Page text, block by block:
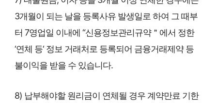
3개월이 되는 날을 등록사유 발생일로 하여 그 때부
터 7영업일 이내에 “신용정보관리규약＂에서 정한
‘연체 등‘ 정보 거래처로 등록되어 금융거래제약 등
불이익을 받을 수 있습니다.
8) 납부해야할 원리금이 연체될 경우 계약만료 기한